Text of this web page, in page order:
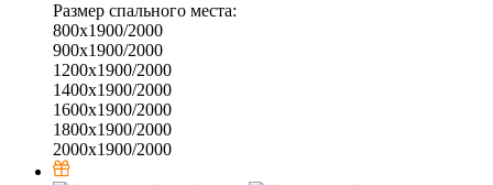
Размер спального места:
800х1900/2000
900х1900/2000
1200х1900/2000
1400х1900/2000
1600х1900/2000
1800х1900/2000
2000х1900/2000